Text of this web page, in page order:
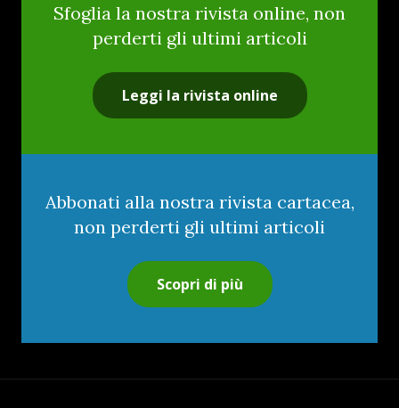
Sfoglia la nostra rivista online, non
perderti gli ultimi articoli
Leggi la rivista online
Abbonati alla nostra rivista cartacea,
non perderti gli ultimi articoli
Scopri di più